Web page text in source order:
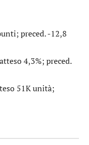
preced. -12,8
4,3%; preced.
51K unità;